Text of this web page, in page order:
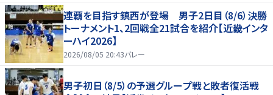
連覇を目指す鎮西が登場 男子2日目（8/6）決勝
トーナメント1、2回戦全21試合を紹介【近畿インタ
ーハイ2026】
2026/08/05 20:43バレー
男子初日（8/5）の予選グループ戦と敗者復活戦